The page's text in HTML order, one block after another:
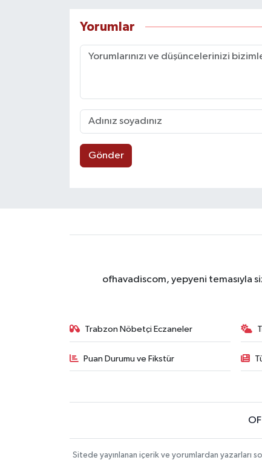
Yorumlar
Gönder
ofhavadiscom, yepyeni temasıyla
Trabzon Nöbetçi Eczaneler
Puan Durumu ve Fikstür
OF
Sitede yayınlanan içerik ve yorumlardan yazarları